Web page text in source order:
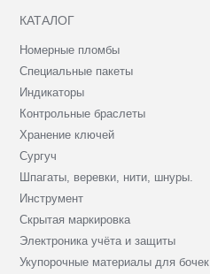
КАТАЛОГ
Номерные пломбы
Специальные пакеты
Индикаторы
Контрольные браслеты
Хранение ключей
Сургуч
Шпагаты, веревки, нити, шнуры.
Инструмент
Скрытая маркировка
Электроника учёта и защиты
Укупорочные материалы для бочек